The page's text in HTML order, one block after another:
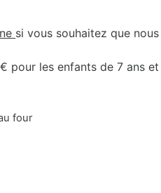
si vous souhaitez que
pour les enfants de 7 ans et
four